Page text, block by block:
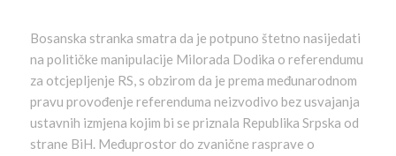
Bosanska stranka smatra da je potpuno štetno nasijedati
na političke manipulacije Milorada Dodika o referendumu
za otcjepljenje RS, s obzirom da je prema međunarodnom
pravu provođenje referenduma neizvodivo bez usvajanja
ustavnih izmjena kojim bi se priznala Republika Srpska od
strane BiH. Međuprostor do zvanične rasprave o